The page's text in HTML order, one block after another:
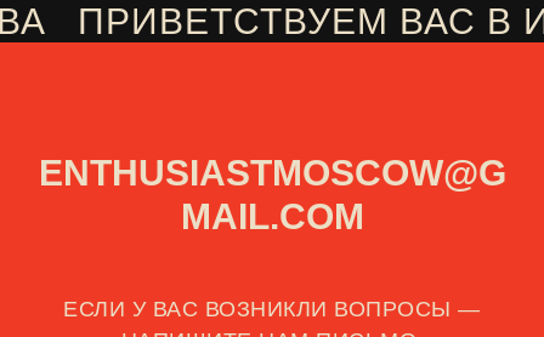
ПРИВЕТСТВУЕМ ВАС В
ENTHUSIASTMOSCOW@G
MAIL.COM
ЕСЛИ У ВАС ВОЗНИКЛИ ВОПРОСЫ —